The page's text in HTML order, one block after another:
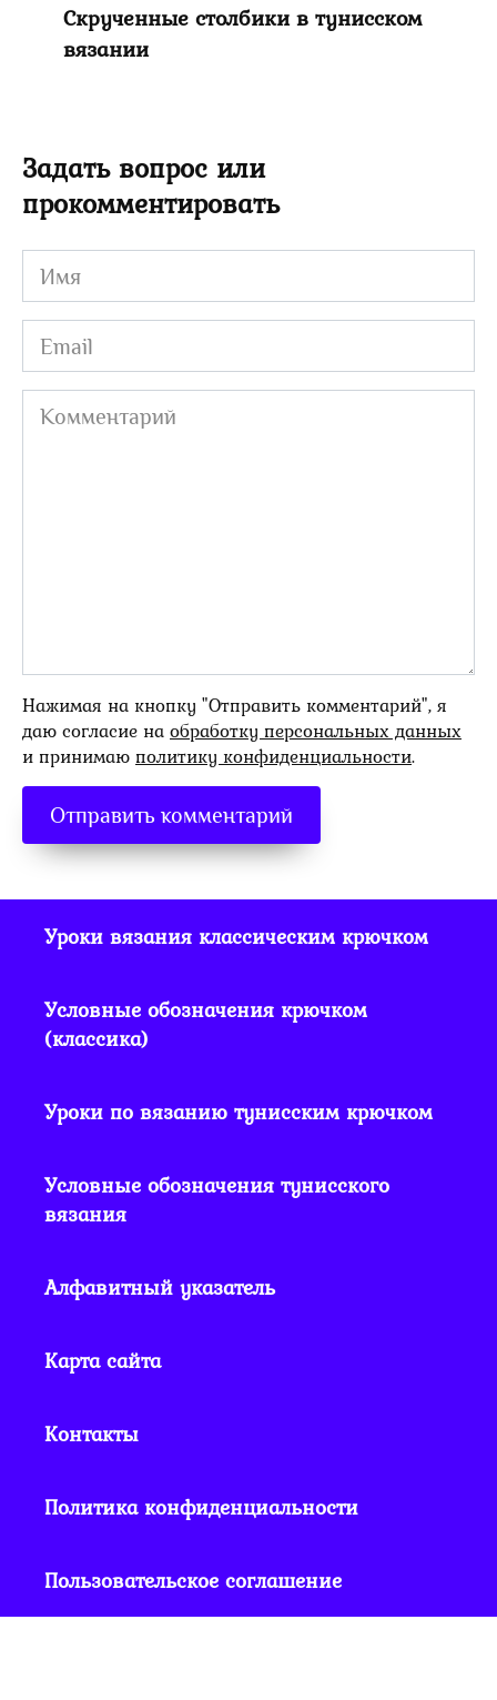
Скрученные столбики в тунисском
вязании
Задать вопрос или
прокомментировать
Имя
Email
Комментарий
Нажимая на кнопку "Отправить комментарий", я
даю согласие наобработку персональных данных
и принимаюполитику конфиденциальности.
Уроки вязания классическим крючком
Условные обозначения крючком
(классика)
Уроки по вязанию тунисским крючком
Условные обозначения тунисского
вязания
Алфавитный указатель
Карта сайта
Контакты
Политика конфиденциальности
Пользовательское соглашение